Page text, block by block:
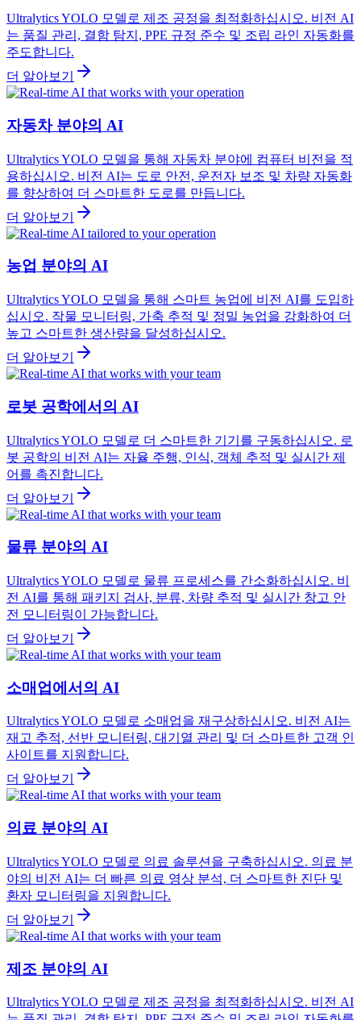
Ultralytics YOLO 모델로 제조 공정을 최적화하십시오. 비전 AI
는 품질 관리, 결함 탐지, PPE 규정 준수 및 조립 라인 자동화를
주도합니다.
더 알아보기
자동차 분야의 AI
Ultralytics YOLO 모델을 통해 자동차 분야에 컴퓨터 비전을 적
용하십시오. 비전 AI는 도로 안전, 운전자 보조 및 차량 자동화
를 향상하여 더 스마트한 도로를 만듭니다.
더 알아보기
농업 분야의 AI
Ultralytics YOLO 모델을 통해 스마트 농업에 비전 AI를 도입하
십시오. 작물 모니터링, 가축 추적 및 정밀 농업을 강화하여 더
높고 스마트한 생산량을 달성하십시오.
더 알아보기
로봇 공학에서의 AI
Ultralytics YOLO 모델로 더 스마트한 기기를 구동하십시오. 로
봇 공학의 비전 AI는 자율 주행, 인식, 객체 추적 및 실시간 제
어를 촉진합니다.
더 알아보기
물류 분야의 AI
Ultralytics YOLO 모델로 물류 프로세스를 간소화하십시오. 비
전 AI를 통해 패키지 검사, 분류, 차량 추적 및 실시간 창고 안
전 모니터링이 가능합니다.
더 알아보기
소매업에서의 AI
Ultralytics YOLO 모델로 소매업을 재구상하십시오. 비전 AI는
재고 추적, 선반 모니터링, 대기열 관리 및 더 스마트한 고객 인
사이트를 지원합니다.
더 알아보기
의료 분야의 AI
Ultralytics YOLO 모델로 의료 솔루션을 구축하십시오. 의료 분
야의 비전 AI는 더 빠른 의료 영상 분석, 더 스마트한 진단 및
환자 모니터링을 지원합니다.
더 알아보기
제조 분야의 AI
Ultralytics YOLO 모델로 제조 공정을 최적화하십시오. 비전 AI